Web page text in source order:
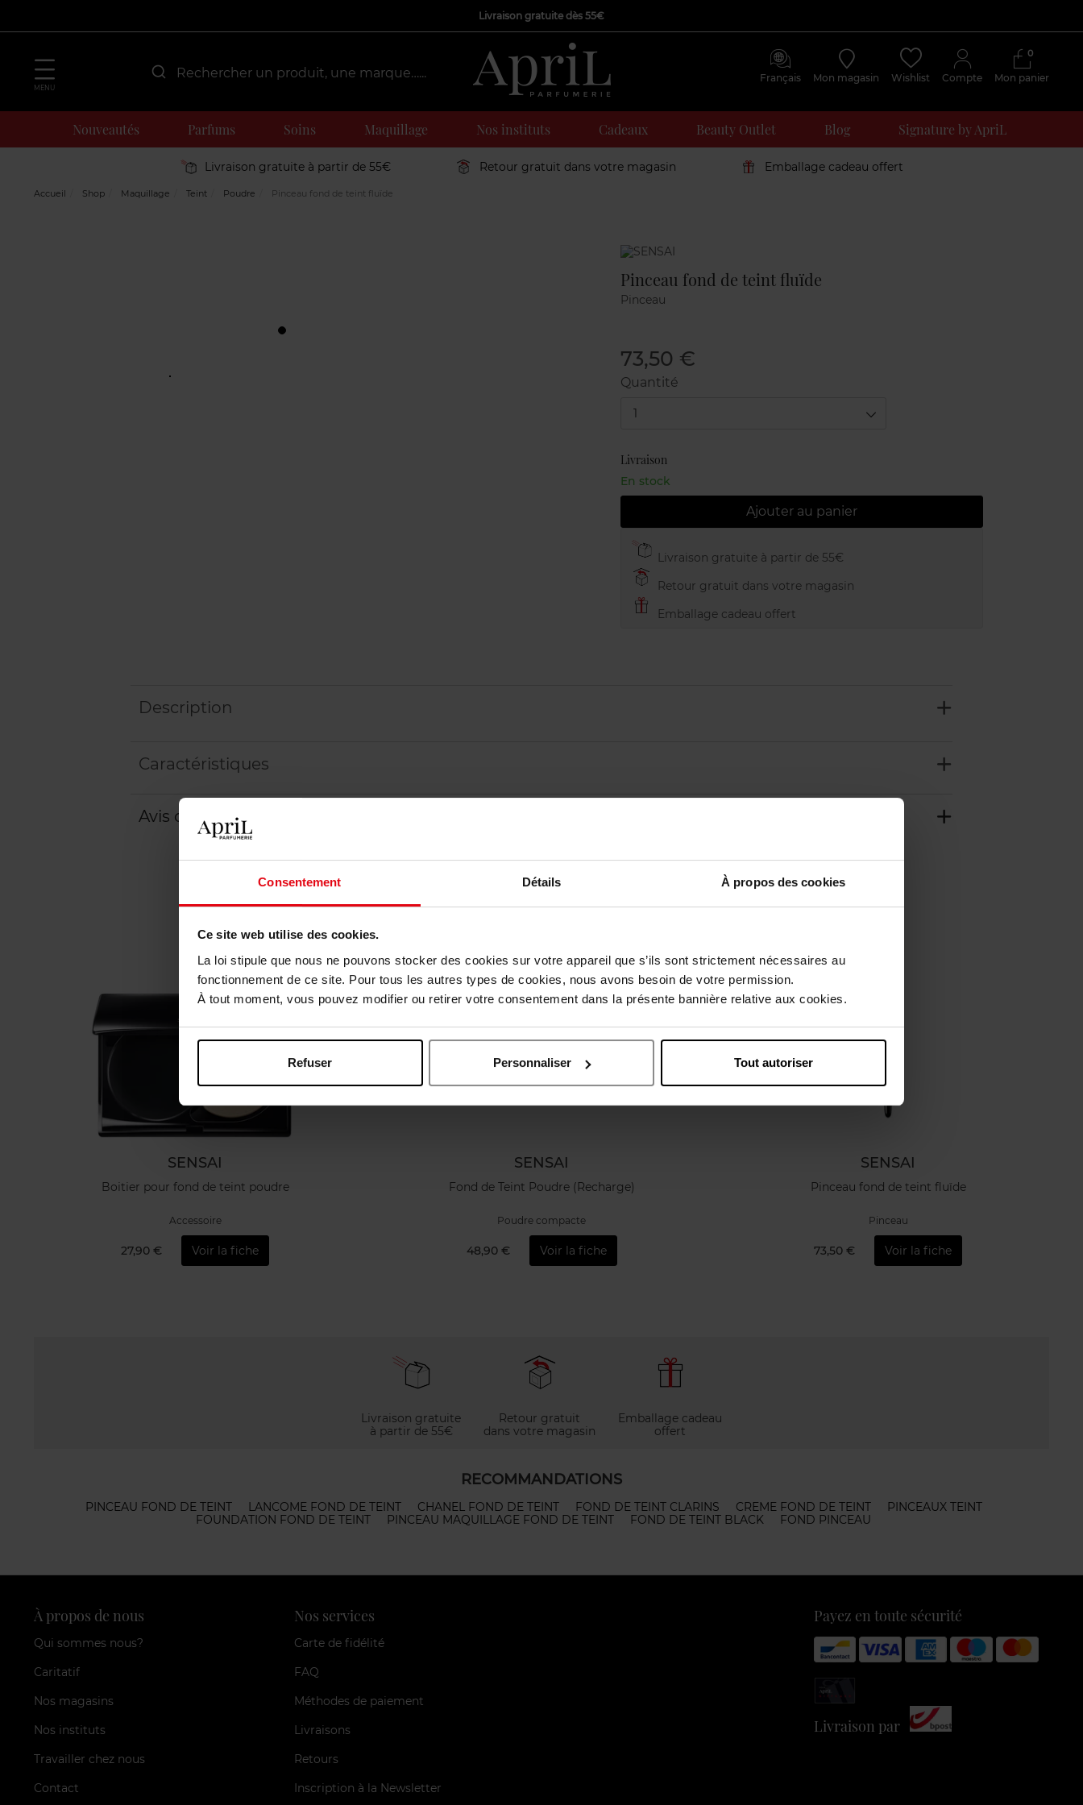
Consentement Détails À propos des cookies
Ce site web utilise des cookies.
La loi stipule que nous ne pouvons stocker des cookies sur votre appareil que s’ils sont strictement nécessaires au
fonctionnement de ce site. Pour tous les autres types de cookies, nous avons besoin de votre permission.
À tout moment, vous pouvez modifier ou retirer votre consentement dans la présente bannière relative aux cookies.
Refuser Personnaliser Tout autoriser
Livraison gratuite dès 55€
MENU
Français Mon magasin Wishlist Compte Mon panier
0
Nouveautés Parfums Soins Maquillage Nos instituts Cadeaux Beauty Outlet Blog Signature by ApriL
Livraison gratuite à partir de 55€ Retour gratuit dans votre magasin Emballage cadeau offert
Accueil Shop Maquillage Teint Poudre Pinceau fond de teint fluïde
Marque
Pinceau fond de teint fluïde
Pinceau
73,50 €
Quantité
1
Livraison
En stock
Ajouter au panier
Livraison gratuite à partir de 55€
Retour gratuit dans votre magasin
Emballage cadeau offert
Description
Caractéristiques
Avis client Politique relative aux avis des clients
Vous aimerez peut-être
SENSAI
Boitier pour fond de teint poudre
Accessoire
27,90 € Voir la fiche
SENSAI
Fond de Teint Poudre (Recharge)
Poudre compacte
48,90 € Voir la fiche
SENSAI
Pinceau fond de teint fluïde
Pinceau
73,50 € Voir la fiche
Livraison gratuite
à partir de 55€
Retour gratuit
dans votre magasin
Emballage cadeau
offert
RECOMMANDATIONS
PINCEAU FOND DE TEINT LANCOME FOND DE TEINT CHANEL FOND DE TEINT FOND DE TEINT CLARINS CREME FOND DE TEINT
PINCEAUX TEINT
FOUNDATION FOND DE TEINT
PINCEAU MAQUILLAGE FOND DE TEINT FOND DE TEINT BLACK FOND PINCEAU
À propos de nous
Qui sommes nous?
Caritatif
Nos magasins
Nos instituts
Travailler chez nous
Contact
Nos services
Carte de fidélité
FAQ
Méthodes de paiement
Livraisons
Retours
Inscription à la Newsletter
Payez en toute sécurité
Livraison par